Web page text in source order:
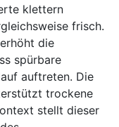
klettern
frisch.
die
spürbare
auftreten. Die
trockene
stellt dieser